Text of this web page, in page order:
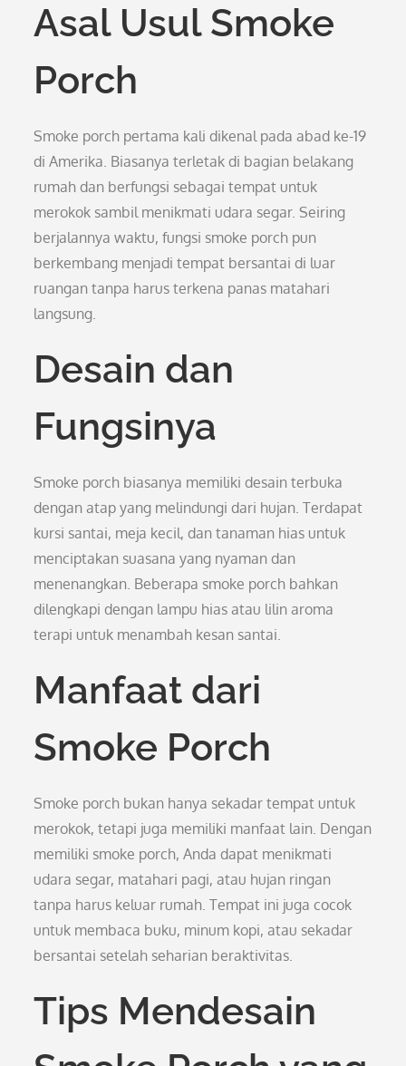
Asal Usul Smoke
Porch
Smoke porch pertama kali dikenal pada abad ke-19
di Amerika. Biasanya terletak di bagian belakang
rumah dan berfungsi sebagai tempat untuk
merokok sambil menikmati udara segar. Seiring
berjalannya waktu, fungsi smoke porch pun
berkembang menjadi tempat bersantai di luar
ruangan tanpa harus terkena panas matahari
langsung.
Desain dan
Fungsinya
Smoke porch biasanya memiliki desain terbuka
dengan atap yang melindungi dari hujan. Terdapat
kursi santai, meja kecil, dan tanaman hias untuk
menciptakan suasana yang nyaman dan
menenangkan. Beberapa smoke porch bahkan
dilengkapi dengan lampu hias atau lilin aroma
terapi untuk menambah kesan santai.
Manfaat dari
Smoke Porch
Smoke porch bukan hanya sekadar tempat untuk
merokok, tetapi juga memiliki manfaat lain. Dengan
memiliki smoke porch, Anda dapat menikmati
udara segar, matahari pagi, atau hujan ringan
tanpa harus keluar rumah. Tempat ini juga cocok
untuk membaca buku, minum kopi, atau sekadar
bersantai setelah seharian beraktivitas.
Tips Mendesain